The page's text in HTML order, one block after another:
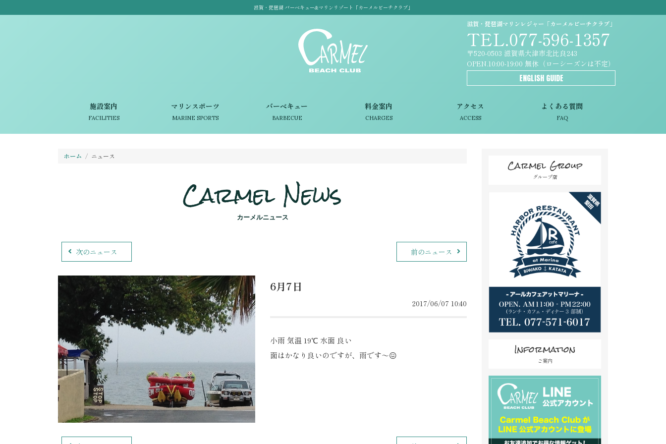
滋賀・琵琶湖 バーベキュー&マリンリゾート「カーメルビーチクラブ」
施設案内
FACILITIES
マリンスポーツ
MARINE SPORTS
バーベキュー
BARBECUE
料金案内
CHARGES
アクセス
ACCESS
よくある質問
FAQ
滋賀・琵琶湖マリンレジャー「カーメルビーチクラブ」
TEL.077-596-1357
〒520-0503 滋賀県大津市北比良243
OPEN.10:00-19:00 無休（ローシーズンは不定）
ENGLISH GUIDE
ホーム ニュース
Carmel News
カーメルニュース
次のニュース 前のニュース
6月7日
2017/06/07 10:40
小雨 気温 19℃ 水面 良い
面はかなり良いのですが、雨です〜😖
Carmel Group
グループ店
Information
ご案内